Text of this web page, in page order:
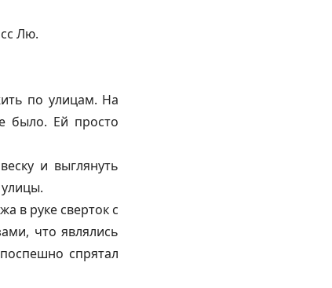
Лю.
по улицам. На
было. Ей просто
и выглянуть
в руке сверток с
что являлись
спрятал